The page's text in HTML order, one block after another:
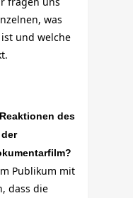
was
und welche
des
Publikum mit
dass die